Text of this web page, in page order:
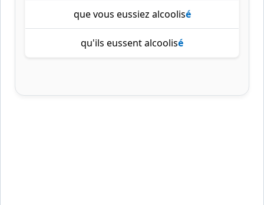
que vous eussiez alcoolisé
qu'ils eussent alcoolisé